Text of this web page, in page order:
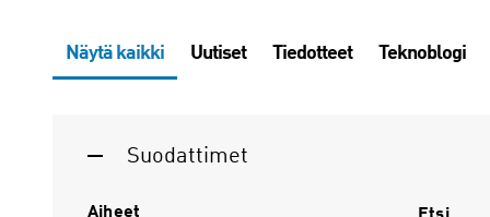
Näytä kaikki Uutiset Tiedotteet Teknoblogi
Suodattimet
Aiheet